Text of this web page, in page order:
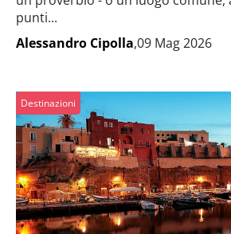
punti...
Alessandro Cipolla,09 Mag 2026
Destinazioni